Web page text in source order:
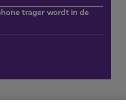
trager wordt in de